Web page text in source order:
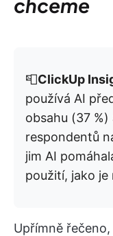
chceme
📮ClickUp
používá AI
obsahu (37
respondentů
jim AI
použití, jako
Upřímně